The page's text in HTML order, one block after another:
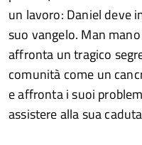
un lavoro: Daniel deve
suo vangelo. Man
affronta un tragico
comunità come un
e affronta i suoi
assistere alla sua